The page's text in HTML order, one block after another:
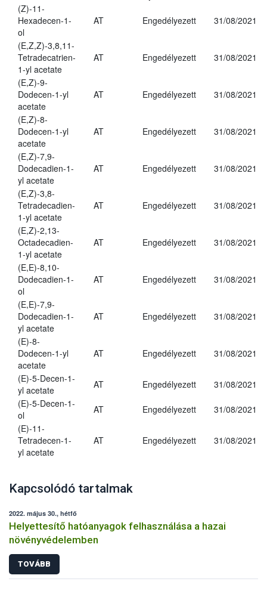
(Z)-11-
Hexadecen-1-
ol
AT Engedélyezett 31/08/2021
(E,Z,Z)-3,8,11-
Tetradecatrien-
1-yl acetate
AT Engedélyezett 31/08/2021
(E,Z)-9-
Dodecen-1-yl
acetate
AT Engedélyezett 31/08/2021
(E,Z)-8-
Dodecen-1-yl
acetate
AT Engedélyezett 31/08/2021
(E,Z)-7,9-
Dodecadien-1-
yl acetate
AT Engedélyezett 31/08/2021
(E,Z)-3,8-
Tetradecadien-
1-yl acetate
AT Engedélyezett 31/08/2021
(E,Z)-2,13-
Octadecadien-
1-yl acetate
AT Engedélyezett 31/08/2021
(E,E)-8,10-
Dodecadien-1-
ol
AT Engedélyezett 31/08/2021
(E,E)-7,9-
Dodecadien-1-
yl acetate
AT Engedélyezett 31/08/2021
(E)-8-
Dodecen-1-yl
acetate
AT Engedélyezett 31/08/2021
(E)-5-Decen-1-
yl acetate
AT Engedélyezett
31/08/2021
(E)-5-Decen-1-
ol
AT Engedélyezett
31/08/2021
(E)-11-
Tetradecen-1-
yl acetate
AT Engedélyezett 31/08/2021
Kapcsolódó tartalmak
2022. május 30., hétfő
Helyettesítő hatóanyagok felhasználása a hazai
növényvédelemben
TOVÁBB